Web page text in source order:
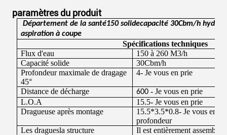
paramètres du produit
Département de la santé150 solidecapacité 30Cbm/h
aspiration à coupe
Spécifications techniques
Flux d'eau
150 à 260 M3/h
Capacité solide
30Cbm/h
Profondeur maximale de dragage
45°
4- Je vous en prie
Distance de décharge 600 - Je vous en prie
L.O.A
15.5- Je vous en prie
Dragueuse après montage
1 5.5*3.5*0.8- Je vous en
profondeur
Les draguesla structure
Il est entièrement assemblé